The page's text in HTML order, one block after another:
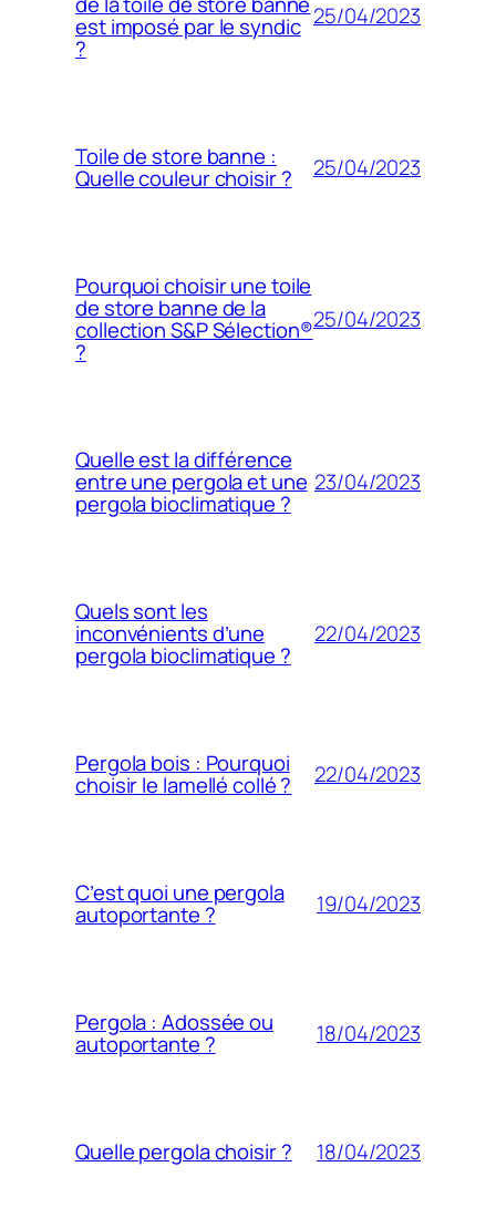
est imposé par le syndic
?
25/04/2023
Toile de store banne :
Quelle couleur choisir ? 25/04/2023
Pourquoi choisir une toile
de store banne de la
collection S&P Sélection®
?
25/04/2023
Quelle est la différence
entre une pergola et une
pergola bioclimatique ?
23/04/2023
Quels sont les
inconvénients d’une
pergola bioclimatique ?
22/04/2023
Pergola bois : Pourquoi
choisir le lamellé collé ? 22/04/2023
C’est quoi une pergola
autoportante ? 19/04/2023
Pergola : Adossée ou
autoportante ? 18/04/2023
Quelle pergola choisir ? 18/04/2023